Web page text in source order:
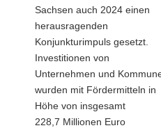
Sachsen auch 2024 einen
herausragenden
Konjunkturimpuls gesetzt.
Investitionen von
Unternehmen und
wurden mit Fördermitteln in
Höhe von insgesamt
228,7 Millionen Euro